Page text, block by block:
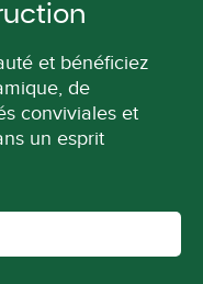
et bénéficiez
de
conviviales et
un esprit